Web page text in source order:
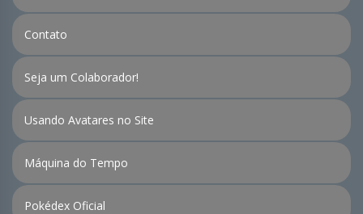
Contato
Seja um Colaborador!
Usando Avatares no Site
Máquina do Tempo
Pokédex Oficial